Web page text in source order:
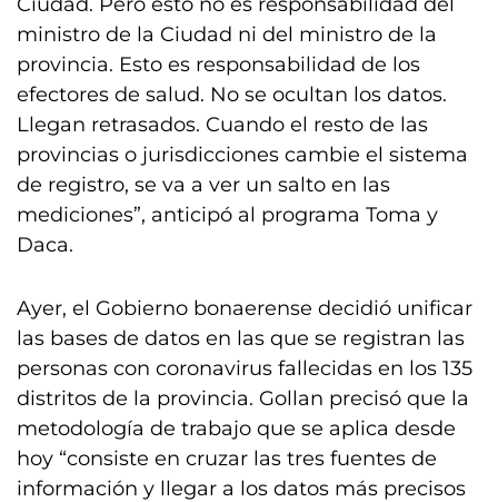
ministro de la Ciudad ni del ministro de la
provincia. Esto es responsabilidad de los
efectores de salud. No se ocultan los datos.
Llegan retrasados. Cuando el resto de las
provincias o jurisdicciones cambie el sistema
de registro, se va a ver un salto en las
mediciones”, anticipó al programa Toma y
Daca.
Ayer, el Gobierno bonaerense decidió unificar
las bases de datos en las que se registran las
personas con coronavirus fallecidas en los 135
distritos de la provincia. Gollan precisó que la
metodología de trabajo que se aplica desde
hoy “consiste en cruzar las tres fuentes de
información y llegar a los datos más precisos